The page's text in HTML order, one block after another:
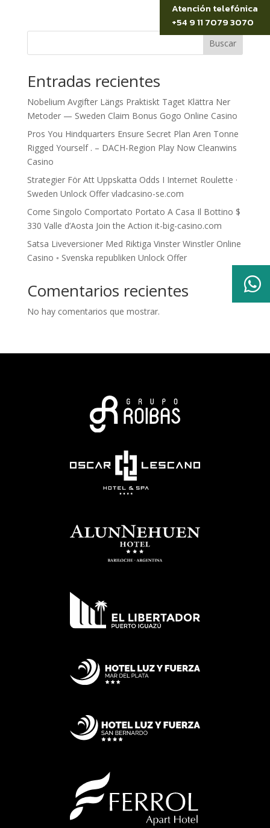
Buscar
Entradas recientes
Nobelium Avgifter Längs Praktiskt Taget Klättra Ner
Metoder — Sweden Claim Bonus Gogo Online Casino
Pros You Hindquarters Ensure Secret Plan Aren Tonne
Rigged Yourself . – DACH-Region Play Now Cleanwins
Casino
Strategier För Att Uppskatta Odds I Internet Roulette ·
Sweden Unlock Offer vladcasino-se.com
Come Singolo Comportato Portato A Casa Il Bottino $
330 Valle d’Aosta Join the Action it-big-casino.com
Satsa Liveversioner Med Riktiga Vinster Winstler Online
Casino ◦ Svenska republiken Unlock Offer
Comentarios recientes
No hay comentarios que mostrar.
Atención telefónica
+54 9 11 7079 3070
